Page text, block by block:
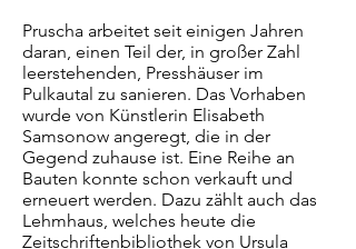
Pruscha arbeitet seit einigen Jahren
daran, einen Teil der, in großer Zahl
leerstehenden, Presshäuser im
Pulkautal zu sanieren. Das Vorhaben
wurde von Künstlerin Elisabeth
Samsonow angeregt, die in der
Gegend zuhause ist. Eine Reihe an
Bauten konnte schon verkauft und
erneuert werden. Dazu zählt auch das
Lehmhaus, welches heute die
Zeitschriftenbibliothek von Ursula